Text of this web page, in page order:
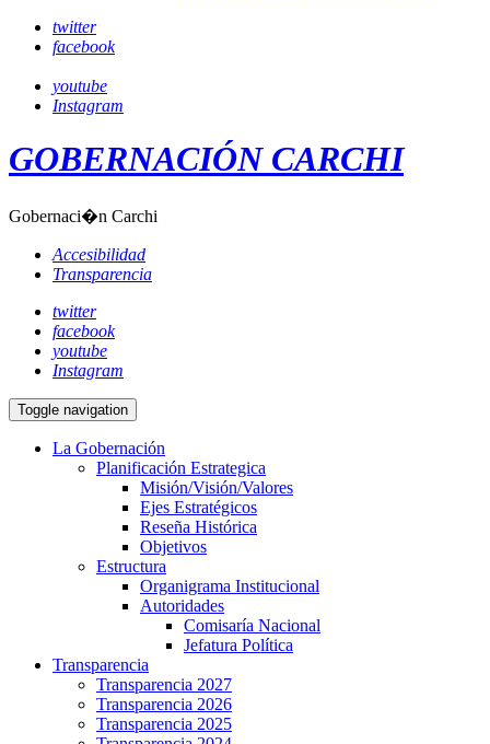
twitter
facebook
youtube
Instagram
GOBERNACIÓN CARCHI
Gobernaci�n Carchi
Accesibilidad
Transparencia
twitter
facebook
youtube
Instagram
Toggle navigation
La Gobernación
Planificación Estrategica
Misión/Visión/Valores
Ejes Estratégicos
Reseña Histórica
Objetivos
Estructura
Organigrama Institucional
Autoridades
Comisaría Nacional
Jefatura Política
Transparencia
Transparencia 2027
Transparencia 2026
Transparencia 2025